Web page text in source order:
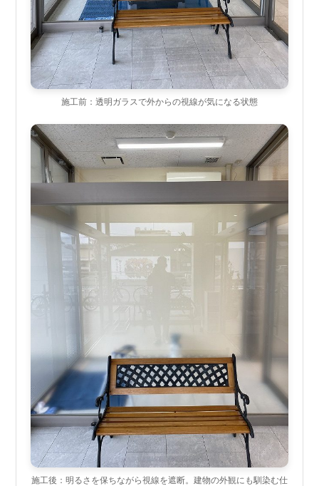
施工前：透明ガラスで外からの視線が気になる状態
施工後：明るさを保ちながら視線を遮断。建物の外観にも馴染む仕